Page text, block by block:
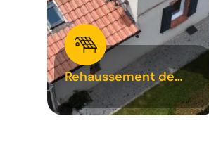
Rehaussement de
toiture 31